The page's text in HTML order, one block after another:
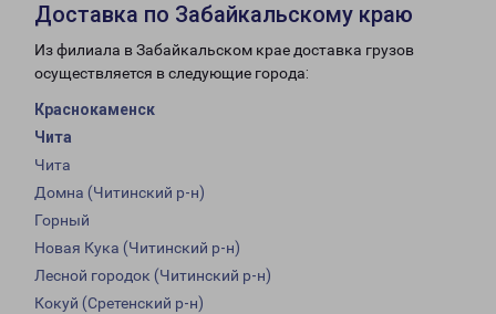
Доставка по Забайкальскому краю
Из филиала в Забайкальском крае доставка грузов
осуществляется в следующие города:
Краснокаменск
Чита
Чита
Домна (Читинский р-н)
Горный
Новая Кука (Читинский р-н)
Лесной городок (Читинский р-н)
Кокуй (Сретенский р-н)